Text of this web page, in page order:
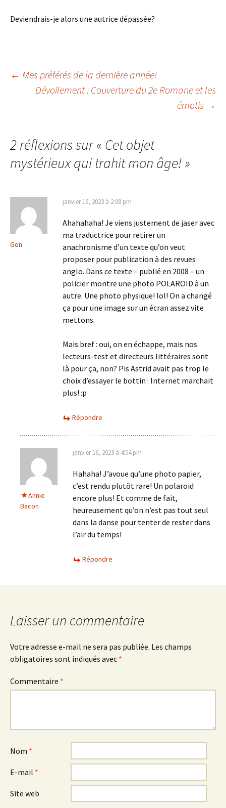
Deviendrais-je alors une autrice dépassée?
Navigation
des
articles
← Mes préférés de la dernière année!
Dévoilement : Couverture du 2e Romane et les
émotis →
2 réflexions sur « Cet objet
mystérieux qui trahit mon âge!»
Gen
janvier 16, 2023 à 2:08 pm
Ahahahaha! Je viens justement de jaser avec
ma traductrice pour retirer un
anachronisme d’un texte qu’on veut
proposer pour publication à des revues
anglo. Dans ce texte – publié en 2008 – un
policier montre une photo POLAROID à un
autre. Une photo physique! lol! On a changé
ça pour une image sur un écran assez vite
mettons.
Mais bref : oui, on en échappe, mais nos
lecteurs-test et directeurs littéraires sont
là pour ça, non? Pis Astrid avait pas trop le
choix d’essayer le bottin : Internet marchait
plus! :p
Répondre
Annie
Bacon
janvier 16, 2023 à 4:54 pm
Hahaha! J’avoue qu’une photo papier,
c’est rendu plutôt rare! Un polaroid
encore plus! Et comme de fait,
heureusement qu’on n’est pas tout seul
dans la danse pour tenter de rester dans
l’air du temps!
Répondre
Laisser un commentaire
Votre adresse e-mail ne sera pas publiée. Les champs
obligatoires sont indiqués avec *
Commentaire *
Nom *
E-mail *
Site web